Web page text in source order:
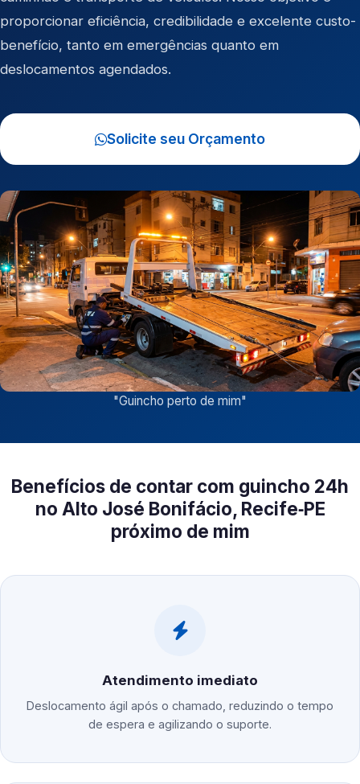
proporcionar eficiência, credibilidade e excelente custo-
benefício, tanto em emergências quanto em
deslocamentos agendados.
Solicite seu Orçamento
"Guincho perto de mim"
Benefícios de contar com guincho 24h
no Alto José Bonifácio, Recife‑PE
próximo de mim
Atendimento imediato
Deslocamento ágil após o chamado, reduzindo o tempo
de espera e agilizando o suporte.